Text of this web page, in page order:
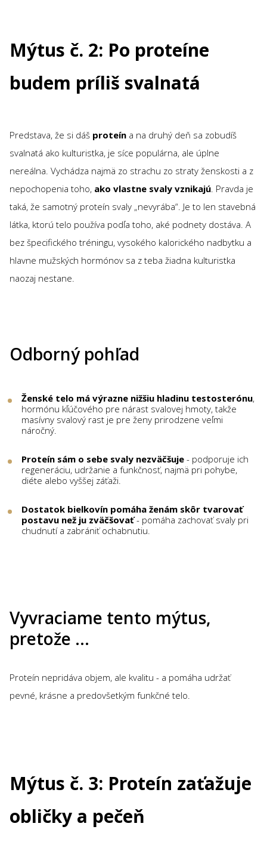
Mýtus č. 2: Po proteíne
budem príliš svalnatá
Predstava, že si dáš proteín a na druhý deň sa zobudíš
svalnatá ako kulturistka, je síce populárna, ale úplne
nereálna. Vychádza najmä zo strachu zo straty ženskosti a z
nepochopenia toho, ako vlastne svaly vznikajú. Pravda je
taká, že samotný proteín svaly „nevyrába“. Je to len stavebná
látka, ktorú telo používa podľa toho, aké podnety dostáva. A
bez špecifického tréningu, vysokého kalorického nadbytku a
hlavne mužských hormónov sa z teba žiadna kulturistka
naozaj nestane.
Odborný pohľad
Ženské telo má výrazne nižšiu hladinu testosterónu,
hormónu kľúčového pre nárast svalovej hmoty, takže
masívny svalový rast je pre ženy prirodzene veľmi
náročný.
Proteín sám o sebe svaly nezväčšuje - podporuje ich
regeneráciu, udržanie a funkčnosť, najmä pri pohybe,
diéte alebo vyššej záťaži.
Dostatok bielkovín pomáha ženám skôr tvarovať
postavu než ju zväčšovať- pomáha zachovať svaly pri
chudnutí a zabrániť ochabnutiu.
Vyvraciame tento mýtus,
pretože …
Proteín nepridáva objem, ale kvalitu - a pomáha udržať
pevné, krásne a predovšetkým funkčné telo.
Mýtus č. 3: Proteín zaťažuje
obličky a pečeň